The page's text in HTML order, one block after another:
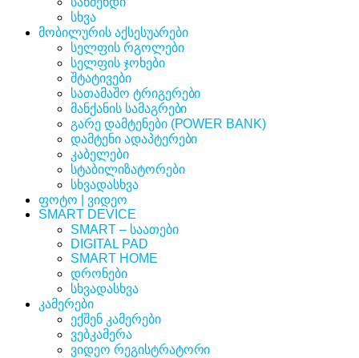
სხვა
მობილურის აქსესუარები
სელფის რგოლები
სელფის ჯოხები
შტატივები
სათამაშო ტრიგერები
მანქანის სამაგრები
გარე დამტენები (POWER BANK)
დამტენი ადაპტერები
კაბელები
სტაბილიზატორები
სხვადასხვა
ფოტო | ვიდეო
SMART DEVICE
SMART – საათები
DIGITAL PAD
SMART HOME
დრონები
სხვადასხვა
კამერები
ექშენ კამერები
ვებკამერა
ვიდეო რეგისტრატორი